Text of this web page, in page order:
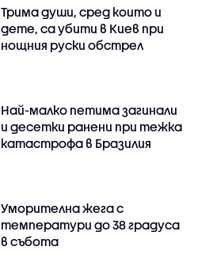
Трима души, сред които и
дете, са убити в Киев при
нощния руски обстрел
Най-малко петима загинали
и десетки ранени при тежка
катастрофа в Бразилия
Уморителна жега с
температури до 38 градуса
в събота